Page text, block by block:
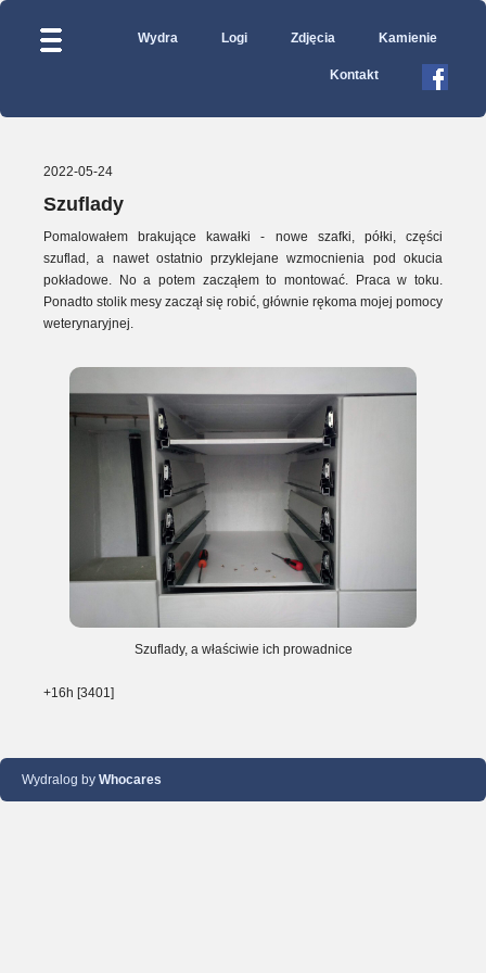
Wydra Logi Zdjęcia Kamienie
Kontakt
2022-05-24
Szuflady
Pomalowałem brakujące kawałki - nowe szafki, półki, części
szuflad, a nawet ostatnio przyklejane wzmocnienia pod okucia
pokładowe. No a potem zacząłem to montować. Praca w toku.
Ponadto stolik mesy zaczął się robić, głównie rękoma mojej pomocy
weterynaryjnej.
Szuflady, a właściwie ich prowadnice
+16h [3401]
Wydralog by Whocares